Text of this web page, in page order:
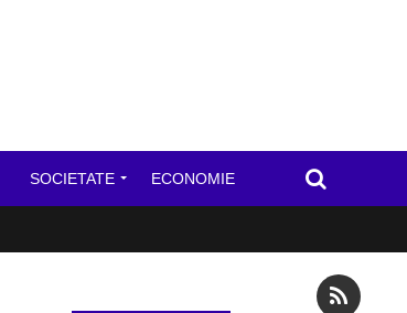
SOCIETATE ECONOMIE